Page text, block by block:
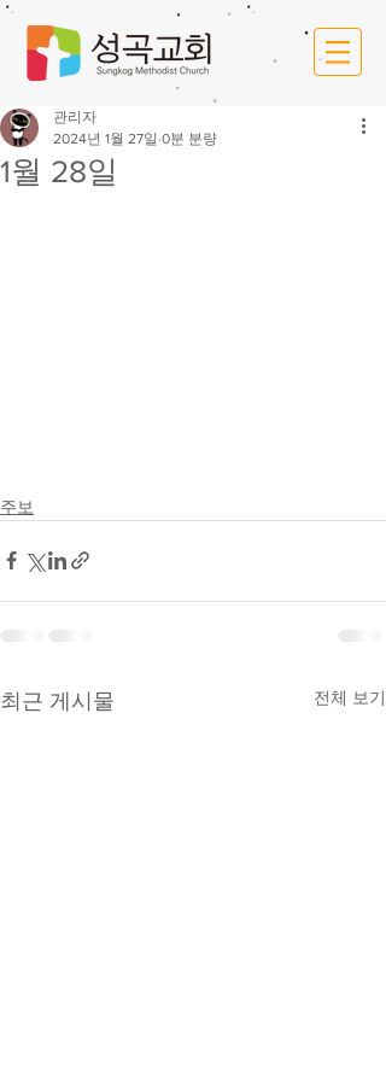
1월 28일
관리자
2024년 1월 27일 0분 분량
주보
최근 게시물 전체 보기